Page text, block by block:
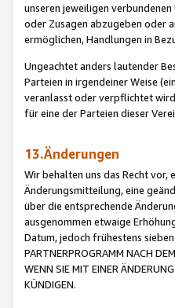
unseren jeweiligen
oder Zusagen abzugeben oder
ermöglichen, Handlungen in
Ungeachtet anders lautender
Parteien in irgendeiner Weise
veranlasst oder verpflichtet
für eine der Parteien dieser
13.Änderungen
Wir behalten uns das Recht vor,
Änderungsmitteilung, eine
über die entsprechende
ausgenommen etwaige
Datum, jedoch frühestens
PARTNERPROGRAMM NACH
WENN SIE MIT EINER
KÜNDIGEN.